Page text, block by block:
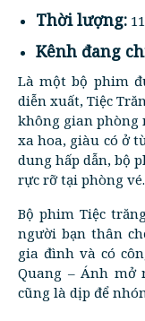
Thời lượng:
Kênh đang
Là một bộ phim
diễn xuất, Tiệc
không gian phòng
xa hoa, giàu có ở
dung hấp dẫn, bộ
rực rỡ tại phòng vé.
Bộ phim Tiệc
người bạn thân
gia đình và có
Quang – Ánh
cũng là dịp để